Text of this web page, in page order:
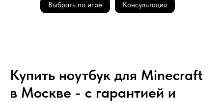
Выбрать по игре Консультация
Купить ноутбук для Minecraft
в Москве - с гарантией и